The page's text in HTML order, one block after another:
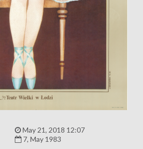
May 21, 2018 12:07
7, May 1983